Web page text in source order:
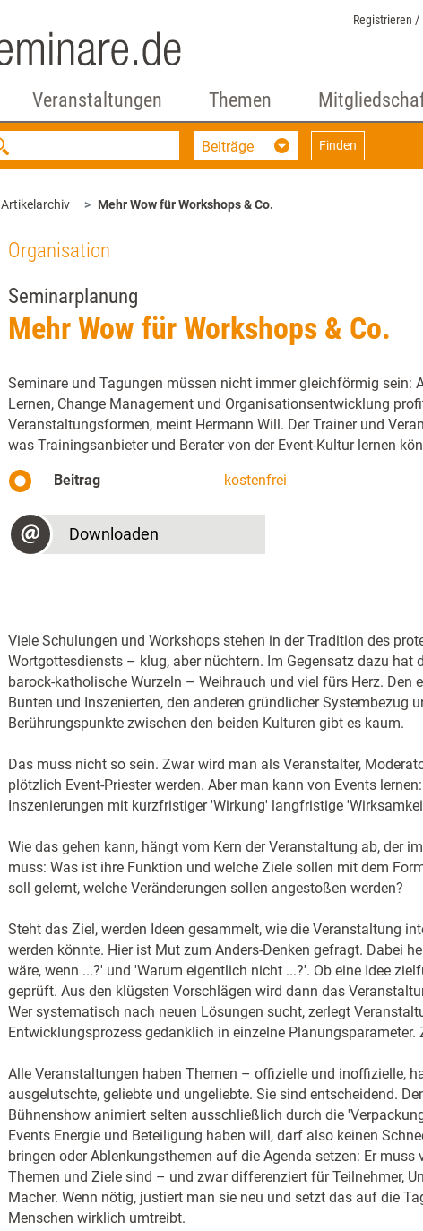
Registrieren
Veranstaltungen Themen
Beiträge Finden
Artikelarchiv Mehr Wow für Workshops & Co.
Organisation
Seminarplanung
Mehr Wow für Workshops & Co.
Seminare und Tagungen müssen nicht immer gleichförmig sein:
Lernen, Change Management und Organisationsentwicklung
Veranstaltungsformen, meint Hermann Will. Der Trainer und
was Trainingsanbieter und Berater von der Event-Kultur lernen
Beitrag kostenfrei
Downloaden
Viele Schulungen und Workshops stehen in der Tradition des
Wortgottesdiensts – klug, aber nüchtern. Im Gegensatz dazu hat
barock-katholische Wurzeln – Weihrauch und viel fürs Herz. Den
Bunten und Inszenierten, den anderen gründlicher Systembezug
Berührungspunkte zwischen den beiden Kulturen gibt es kaum.
Das muss nicht so sein. Zwar wird man als Veranstalter,
plötzlich Event-Priester werden. Aber man kann von Events
Inszenierungen mit kurzfristiger 'Wirkung' langfristige
Wie das gehen kann, hängt vom Kern der Veranstaltung ab, der
muss: Was ist ihre Funktion und welche Ziele sollen mit dem
soll gelernt, welche Veränderungen sollen angestoßen werden?
Steht das Ziel, werden Ideen gesammelt, wie die Veranstaltung
werden könnte. Hier ist Mut zum Anders-Denken gefragt. Dabei
wäre, wenn ...?' und 'Warum eigentlich nicht ...?'. Ob eine Idee
geprüft. Aus den klügsten Vorschlägen wird dann das
Wer systematisch nach neuen Lösungen sucht, zerlegt
Entwicklungsprozess gedanklich in einzelne Planungsparameter.
Alle Veranstaltungen haben Themen – offizielle und inoffizielle,
ausgelutschte, geliebte und ungeliebte. Sie sind entscheidend.
Bühnenshow animiert selten ausschließlich durch die
Events Energie und Beteiligung haben will, darf also keinen
bringen oder Ablenkungsthemen auf die Agenda setzen: Er muss
Themen und Ziele sind – und zwar differenziert für Teilnehmer,
Macher. Wenn nötig, justiert man sie neu und setzt das auf die
Menschen wirklich umtreibt.